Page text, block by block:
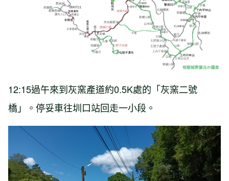
12:15過午來到灰窯產道約0.5K處的「灰窯二號
橋」。停妥車往圳口站回走一小段。